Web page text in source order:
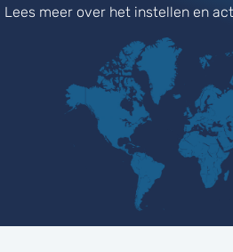
Lees meer over het instellen en